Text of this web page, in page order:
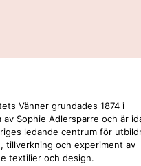
Vänner grundades 1874 i
av Sophie Adlersparre och är
ledande centrum för
tillverkning och experiment av
textilier och design.